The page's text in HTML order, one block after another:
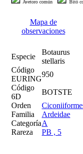
Avetoro común Bitó
Mapa de
observaciones
Especie
Botaurus
stellaris
Código
EURING
950
Código
6D
BOTSTE
Orden
Familia
Ardeidae
CategoríaA
Rareza
PB , 5